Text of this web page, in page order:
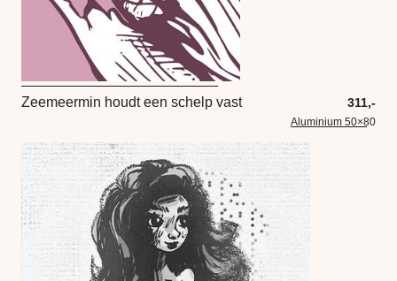
Zeemeermin houdt een schelp vast 311,-
Aluminium 50×80